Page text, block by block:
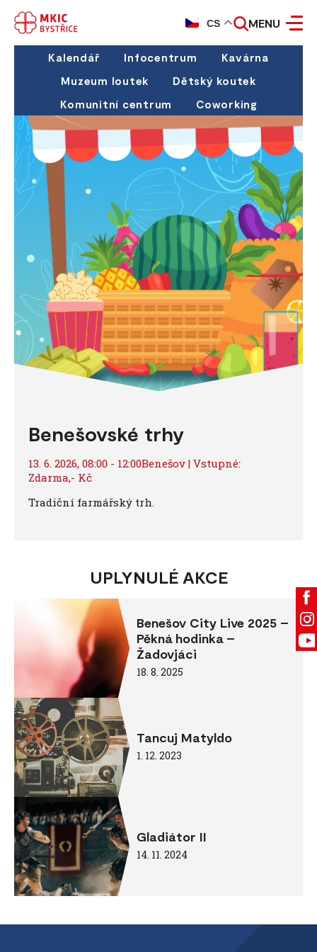
CS MENU
Kalendář Infocentrum
Kavárna
Muzeum loutek
Dětský koutek
Komunitní centrum
Coworking
Benešovské trhy
13. 6. 2026, 08:00 - 12:00Benešov | Vstupné:
Zdarma,- Kč
Tradiční farmářský trh.
UPLYNULÉ AKCE
Benešov City Live 2025 –
Pěkná hodinka –
Žadovjáci
18. 8. 2025
Tancuj Matyldo
1. 12. 2023
Gladiátor II
14. 11. 2024